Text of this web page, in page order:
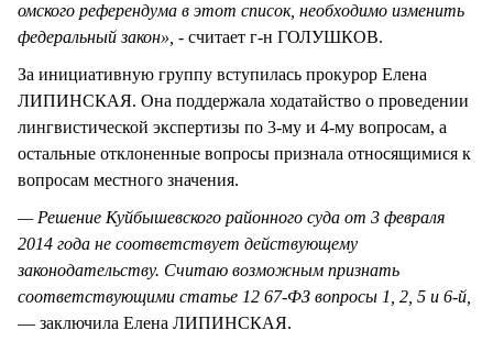
омского референдума в этот список, необходимо изменить
федеральный закон», - считает г-н ГОЛУШКОВ.
За инициативную группу вступилась прокурор Елена
ЛИПИНСКАЯ. Она поддержала ходатайство о проведении
лингвистической экспертизы по 3-му и 4-му вопросам, а
остальные отклоненные вопросы признала относящимися к
вопросам местного значения.
— Решение Куйбышевского районного суда от 3 февраля
2014 года не соответствует действующему
законодательству. Считаю возможным признать
соответствующими статье 12 67-ФЗ вопросы 1, 2, 5 и 6-й,
— заключила Елена ЛИПИНСКАЯ.